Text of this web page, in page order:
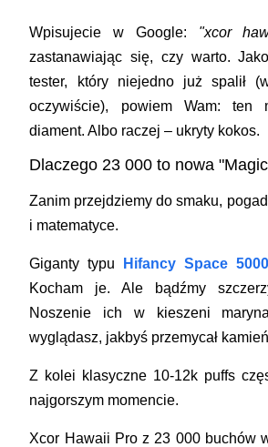
Wpisujecie w Google: "xcor
zastanawiając się, czy warto.
tester, który niejedno już spalił
oczywiście), powiem Wam: ten
diament. Albo raczej – ukryty kokos.
Dlaczego 23 000 to nowa
Zanim przejdziemy do smaku,
i matematyce.
Giganty typu Hifancy Space
Kocham je. Ale bądźmy
Noszenie ich w kieszeni
wyglądasz, jakbyś przemycał
Z kolei klasyczne 10-12k puffs
najgorszym momencie.
Xcor Hawaii Pro z 23 000 buchów